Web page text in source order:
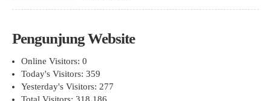
Pengunjung Website
Online Visitors: 0
Today's Visitors: 359
Yesterday's Visitors: 277